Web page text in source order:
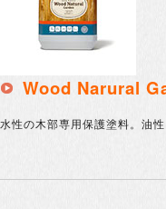
Wood Narural
水性の木部専用保護塗料。油